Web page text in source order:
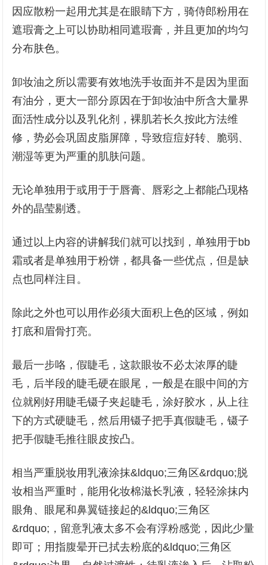
因应散粉一起用尤其是在眼睛下方，骑侍郎粉用在
遮瑕膏之上可以协助相同遮瑕膏，并且更加的均匀
分布肤色。
卸妆油之所以需要有效地洗手妆面并不是因为里面
有油分，更大一部分原因在于卸妆油中所含大量界
面活性成分以及乳化剂，裸肌若长久按此方法维
修，势必会巩固皮脂屏障，导致痘痘好转、脆弱、
潮湿等更为严重的肌肤问题。
无论单独用于或用于于唇膏、唇彩之上都能凸现格
外的晶莹剔透。
通过以上内容的讲解我们就可以找到，单独用于bb
霜或者是单独用于粉饼，都具备一些优点，但是缺
点也同样注目。
除此之外也可以用作必须大面积上色的区域，例如
打底和眉骨打亮。
最后一步咯，假睫毛，这款眼妆不必太浓厚的睫
毛，后半段的睫毛硬在眼尾，一般是在眼中间的方
位就刚好用睫毛镊子夹起睫毛，涂好胶水，从上往
下的方式硬睫毛，然后用镊子把手真假睫毛，镊子
把手假睫毛推往眼皮按凸。
相当严重脱妆用乳液涂抹&ldquo;三角区&rdquo;脱
妆相当严重时，能用化妆棉滋长乳液，轻轻涂抹内
眼角、眼尾和鼻翼链接起的&ldquo;三角区
&rdquo;，留意乳液太多不会有浮粉感觉，因此少量
即可；用指腹晕开已拭去粉底的&ldquo;三角区